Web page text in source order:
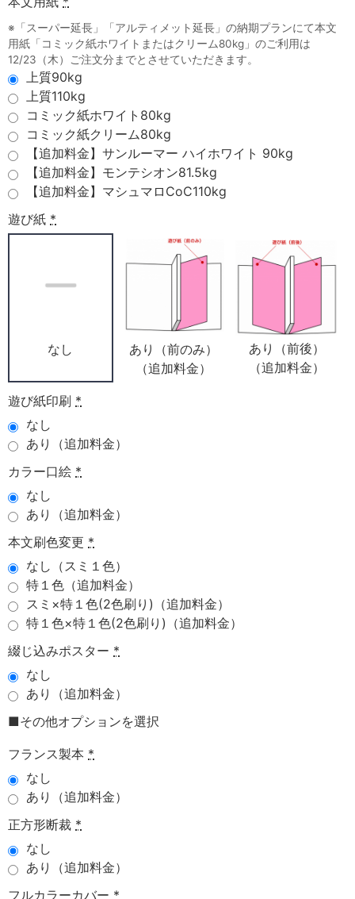
※「スーパー延長」「アルティメット延長」の納期プランにて本文
用紙「コミック紙ホワイトまたはクリーム80kg」のご利用は
12/23（木）ご注文分までとさせていただきます。
上質90kg
上質110kg
コミック紙ホワイト80kg
コミック紙クリーム80kg
【追加料金】サンルーマー ハイホワイト 90kg
【追加料金】モンテシオン81.5kg
【追加料金】マシュマロCoC110kg
遊び紙 *
なし
あり（前のみ）
（追加料金）
あり（前後）
（追加料金）
遊び紙印刷 *
なし
あり（追加料金）
カラー口絵 *
なし
あり（追加料金）
本文刷色変更 *
なし（スミ１色）
特１色（追加料金）
スミ×特１色(2色刷り)（追加料金）
特１色×特１色(2色刷り)（追加料金）
綴じ込みポスター *
なし
あり（追加料金）
■その他オプションを選択
フランス製本 *
なし
あり（追加料金）
正方形断裁 *
なし
あり（追加料金）
フルカラーカバー *